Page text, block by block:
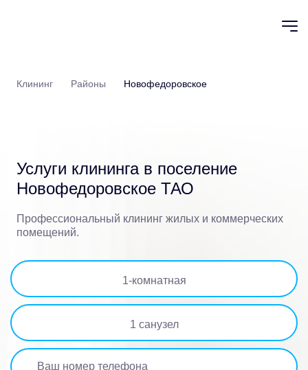
Клининг Районы Новофедоровское
Услуги клининга в поселение
Новофедоровское ТАО
Профессиональный клининг жилых и коммерческих
помещений.
1-комнатная
1 санузел